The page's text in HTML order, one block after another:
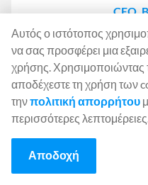
CEO,
Το
Με τόσα πολλά
διατίθενται στην
δύσκολο να βρείτε "το
Ranktracker και
του με τον Felix, μου
Αυτός ο ιστότοπος
να σας προσφέρει μια
χρήσης. Χρησιμοποιώντας
αποδέχεστε τη χρήση των
τηνπολιτική απορρήτου
περισσότερες
Αποδοχή